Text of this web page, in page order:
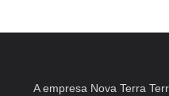
A empresa Nova Terra